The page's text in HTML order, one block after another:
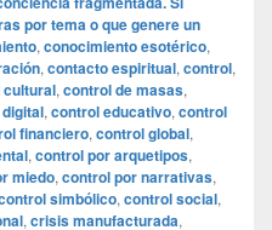
por tema o que genere un
, conocimiento esotérico,
, contacto espiritual, control,
, control de masas,
, control educativo, control
financiero, control global,
, control por arquetipos,
miedo, control por narrativas,
simbólico, control social,
, crisis manufacturada,